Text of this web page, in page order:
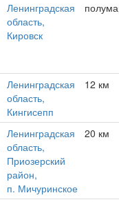
Ленинградская
область,
Кировск
Ленинградская
область,
Кингисепп
12 км
Ленинградская
область,
Приозерский
район,
п. Мичуринское
20 км